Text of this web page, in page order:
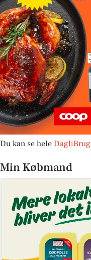
Du kan se hele
Min Købmand